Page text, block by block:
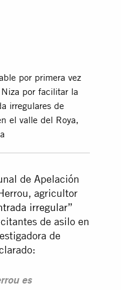
por primera vez
por facilitar la
irregulares de
el valle del Roya,
de Apelación
agricultor
irregular”
de asilo en
de
es